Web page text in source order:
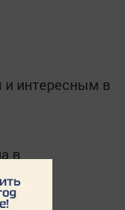
интересным в
в
MАХ: